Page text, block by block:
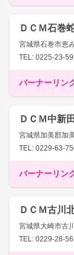
ＤＣＭ石巻
宮城県石巻市恵
TEL: 0225-23-
バーナーリン
ＤＣＭ中新
宮城県加美郡加
TEL: 0229-63-
バーナーリン
ＤＣＭ古川
宮城県大崎市古
TEL: 0229-28-